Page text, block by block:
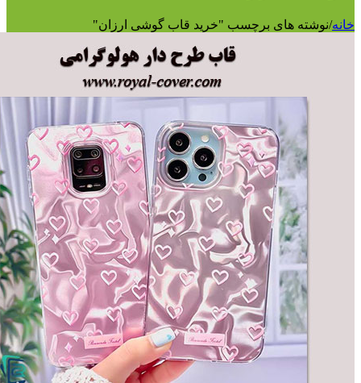
های برچسب "خرید قاب گوشی ارزان"